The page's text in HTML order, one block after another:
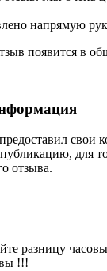
напрямую
появится в
свои
для
отзыва.
разницу
!!!